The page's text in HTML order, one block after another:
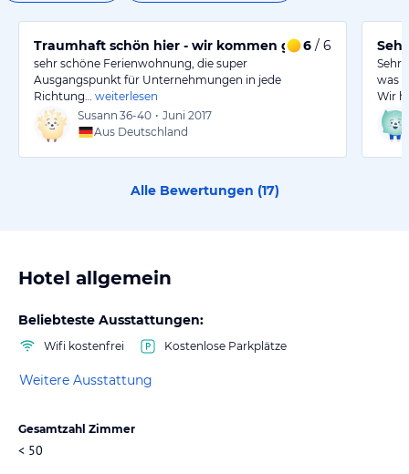
Traumhaft schön hier - wir kommen gerne wieder!
6 / 6
sehr schöne Ferienwohnung, die super
Ausgangspunkt für Unternehmungen in jede
Richtung…
weiterlesen
Susann 36-40 • Juni 2017
Aus Deutschland
Sehr
was
Wir
Alle Bewertungen (17)
Hotel allgemein
Beliebteste Ausstattungen:
Wifi kostenfrei Kostenlose Parkplätze
Weitere Ausstattung
Gesamtzahl Zimmer
< 50